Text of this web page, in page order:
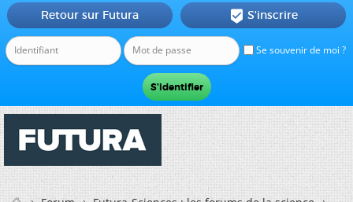
Se souvenir de moi ?
Retour sur Futura  S'inscrire